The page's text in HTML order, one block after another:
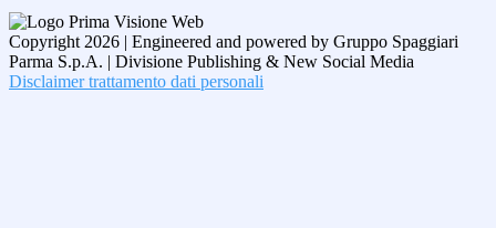
Copyright 2026 | Engineered and powered by Gruppo Spaggiari
Parma S.p.A. | Divisione Publishing & New Social Media
Disclaimer trattamento dati personali